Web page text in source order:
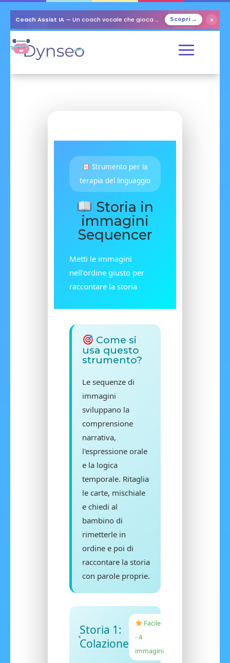
Coach Assist IA — Un coach vocale che gioca con i tuoi cari Scopri → ✕
Strumento per la
terapia del linguaggio
Storia in
immagini
Sequencer
Metti le immagini
nell'ordine giusto per
raccontare la storia
Come si
usa questo
strumento?
Le sequenze di
immagini
sviluppano la
comprensione
narrativa,
l'espressione orale
e la logica
temporale. Ritaglia
le carte, mischiale
e chiedi al
bambino di
rimetterle in
ordine e poi di
raccontare la storia
con parole proprie.
Storia 1:
Colazione
Facile
- 4
immagini